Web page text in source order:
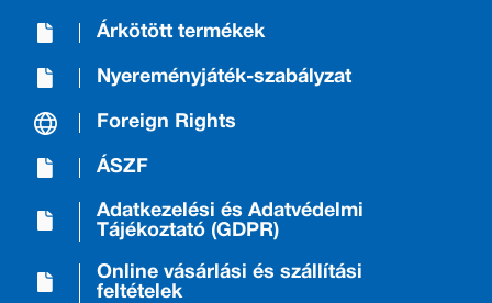
Árkötött termékek
Nyereményjáték-szabályzat
Foreign Rights
ÁSZF
Adatkezelési és Adatvédelmi
Tájékoztató (GDPR)
Online vásárlási és szállítási
feltételek